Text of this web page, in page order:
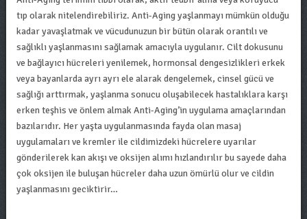
tıp olarak nitelendirebiliriz. Anti-Aging yaşlanmayı mümkün olduğu
kadar yavaşlatmak ve vücudunuzun bir bütün olarak orantılı ve
sağlıklı yaşlanmasını sağlamak amacıyla uygulanır. Cilt dokusunu
ve bağlayıcı hücreleri yenilemek, hormonsal dengesizlikleri erkek
veya bayanlarda ayrı ayrı ele alarak dengelemek, cinsel gücü ve
sağlığı arttırmak, yaşlanma sonucu oluşabilecek hastalıklara karşı
erken teşhis ve önlem almak Anti-Aging’in uygulama amaçlarından
bazılarıdır. Her yaşta uygulanmasında fayda olan masaj
uygulamaları ve kremler ile cildimizdeki hücrelere uyarılar
gönderilerek kan akışı ve oksijen alımı hızlandırılır bu sayede daha
çok oksijen ile buluşan hücreler daha uzun ömürlü olur ve cildin
yaşlanmasını geciktirir…